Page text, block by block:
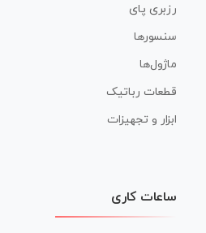
رزبری پای
سنسورها
ماژول‌ها
قطعات رباتیک
ابزار و تجهیزات
ساعات کاری